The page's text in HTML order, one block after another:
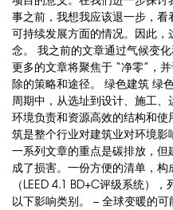
事之前，我想我应该退一步，
可持续发展方面的情况。因此
念。 我之前的文章通过气候变
更多的文章将聚焦于 “净零”，
除的策略和途径。 绿色建筑 绿
周期中，从选址到设计、施工
环境负责和资源高效的结构和
筑是整个行业对建筑业对环境
一系列文章的重点是碳排放，
成了损害。一份方便的清单，构
（LEED 4.1 BD+C评级系统）
以下影响类别。 – 全球变暖的